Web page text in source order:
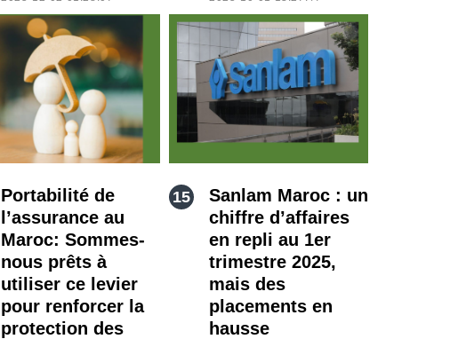
Portabilité de
l’assurance au
Maroc: Sommes-
nous prêts à
utiliser ce levier
pour renforcer la
protection des
Sanlam Maroc : un
chiffre d’affaires
en repli au 1er
trimestre 2025,
mais des
placements en
hausse